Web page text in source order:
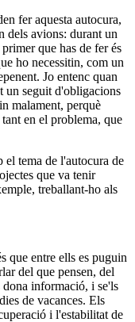
fer aquesta autocura,
dels avions: durant un
que has de fer és
ho necessitin, com un
Jo entenc quan
un seguit d'obligacions
malament, perquè
en el problema, que
el tema de l'autocura de
que va tenir
treballant-ho als
que entre ells es puguin
del que pensen, del
dona informació, i se'ls
de vacances. Els
i l'estabilitat de